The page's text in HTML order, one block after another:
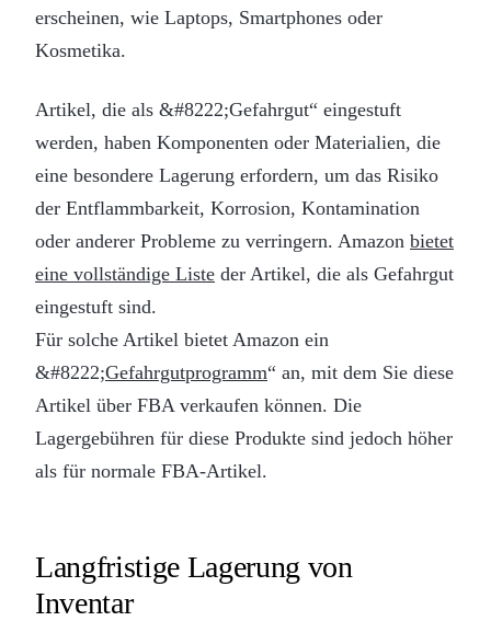
erscheinen, wie Laptops, Smartphones oder
Kosmetika.
Artikel, die als &#8222;Gefahrgut“ eingestuft
werden, haben Komponenten oder Materialien, die
eine besondere Lagerung erfordern, um das Risiko
der Entflammbarkeit, Korrosion, Kontamination
oder anderer Probleme zu verringern. Amazon bietet
eine vollständige Liste der Artikel, die als Gefahrgut
eingestuft sind.
Für solche Artikel bietet Amazon ein
&#8222;Gefahrgutprogramm“ an, mit dem Sie diese
Artikel über FBA verkaufen können. Die
Lagergebühren für diese Produkte sind jedoch höher
als für normale FBA-Artikel.
Langfristige Lagerung von
Inventar